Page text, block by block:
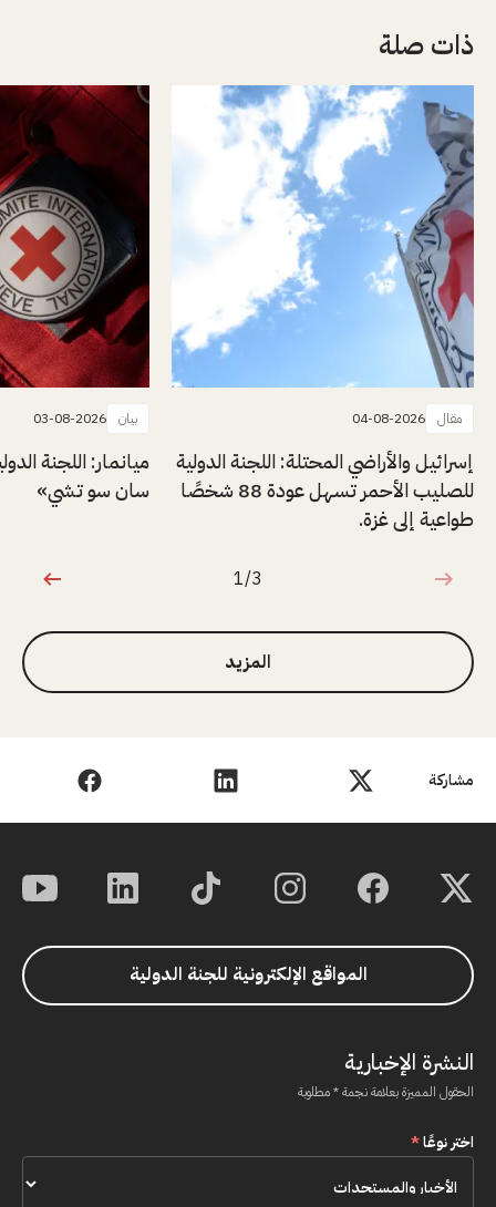
مشاركة
ذات صلة
مقال 04-08-2026
إسرائيل والأراضي المحتلة: اللجنة الدولية
للصليب الأحمر تسهل عودة 88 شخصًا
طواعية إلى غزة.
بيان 03-08-2026
ميانمار: اللجنة
سان سو تشي»
1 من 3
1/3
المزيد
المواقع الإلكترونية للجنة الدولية
النشرة الإخبارية
الحقول المميزة بعلامة نجمة * مطلوبة
اختر نوعًا*